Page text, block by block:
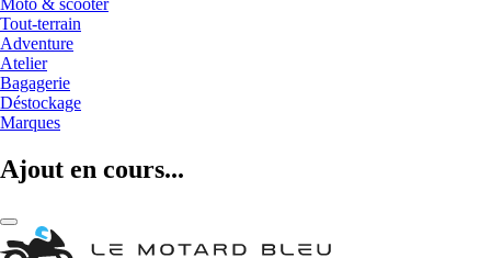
Moto & scooter
Tout-terrain
Adventure
Atelier
Bagagerie
Déstockage
Marques
Ajout en cours...